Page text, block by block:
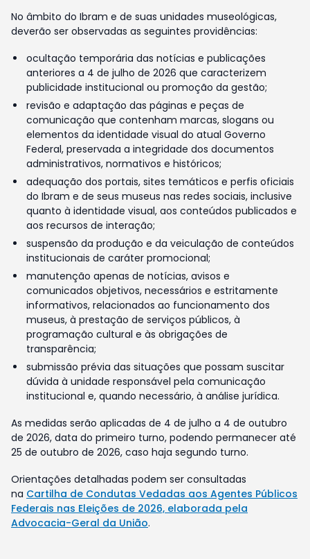
No âmbito do Ibram e de suas unidades museológicas,
deverão ser observadas as seguintes providências:
ocultação temporária das notícias e publicações
anteriores a 4 de julho de 2026 que caracterizem
publicidade institucional ou promoção da gestão;
revisão e adaptação das páginas e peças de
comunicação que contenham marcas, slogans ou
elementos da identidade visual do atual Governo
Federal, preservada a integridade dos documentos
administrativos, normativos e históricos;
adequação dos portais, sites temáticos e perfis oficiais
do Ibram e de seus museus nas redes sociais, inclusive
quanto à identidade visual, aos conteúdos publicados e
aos recursos de interação;
suspensão da produção e da veiculação de conteúdos
institucionais de caráter promocional;
manutenção apenas de notícias, avisos e
comunicados objetivos, necessários e estritamente
informativos, relacionados ao funcionamento dos
museus, à prestação de serviços públicos, à
programação cultural e às obrigações de
transparência;
submissão prévia das situações que possam suscitar
dúvida à unidade responsável pela comunicação
institucional e, quando necessário, à análise jurídica.
As medidas serão aplicadas de 4 de julho a 4 de outubro
de 2026, data do primeiro turno, podendo permanecer até
25 de outubro de 2026, caso haja segundo turno.
Orientações detalhadas podem ser consultadas
na Cartilha de Condutas Vedadas aos Agentes Públicos
Federais nas Eleições de 2026, elaborada pela
Advocacia-Geral da União.